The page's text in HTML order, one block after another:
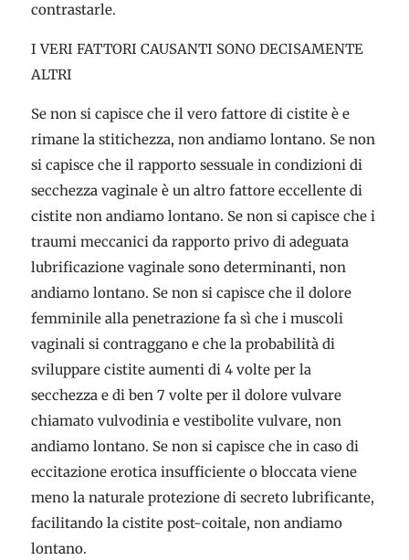
contrastarle.
I VERI FATTORI CAUSANTI SONO DECISAMENTE
ALTRI
Se non si capisce che il vero fattore di cistite è e
rimane la stitichezza, non andiamo lontano. Se non
si capisce che il rapporto sessuale in condizioni di
secchezza vaginale è un altro fattore eccellente di
cistite non andiamo lontano. Se non si capisce che i
traumi meccanici da rapporto privo di adeguata
lubrificazione vaginale sono determinanti, non
andiamo lontano. Se non si capisce che il dolore
femminile alla penetrazione fa sì che i muscoli
vaginali si contraggano e che la probabilità di
sviluppare cistite aumenti di 4 volte per la
secchezza e di ben 7 volte per il dolore vulvare
chiamato vulvodinia e vestibolite vulvare, non
andiamo lontano. Se non si capisce che in caso di
eccitazione erotica insufficiente o bloccata viene
meno la naturale protezione di secreto lubrificante,
facilitando la cistite post-coitale, non andiamo
lontano.